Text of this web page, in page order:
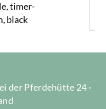
timer-
black
der Pferdehütte 24 ·